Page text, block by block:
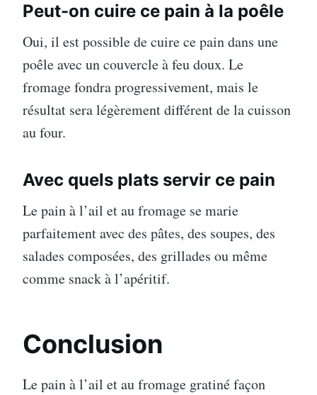
Peut-on cuire ce pain à la poêle
Oui, il est possible de cuire ce pain dans une
poêle avec un couvercle à feu doux. Le
fromage fondra progressivement, mais le
résultat sera légèrement différent de la cuisson
au four.
Avec quels plats servir ce pain
Le pain à l’ail et au fromage se marie
parfaitement avec des pâtes, des soupes, des
salades composées, des grillades ou même
comme snack à l’apéritif.
Conclusion
Le pain à l’ail et au fromage gratiné façon